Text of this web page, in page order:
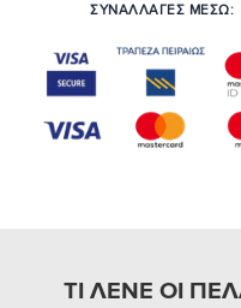
ΣΥΝΑΛΛΑΓΕΣ ΜΕΣΩ:
ΤΙ ΛΕΝΕ ΟΙ